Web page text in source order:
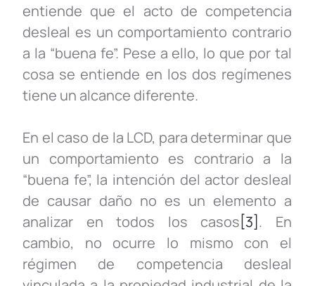
entiende que el acto de competencia
desleal es un comportamiento contrario
a la “buena fe”. Pese a ello, lo que por tal
cosa se entiende en los dos regímenes
tiene un alcance diferente.
En el caso de la LCD, para determinar que
un comportamiento es contrario a la
“buena fe”, la intención del actor desleal
de causar daño no es un elemento a
analizar en todos los casos[3]. En
cambio, no ocurre lo mismo con el
régimen de competencia desleal